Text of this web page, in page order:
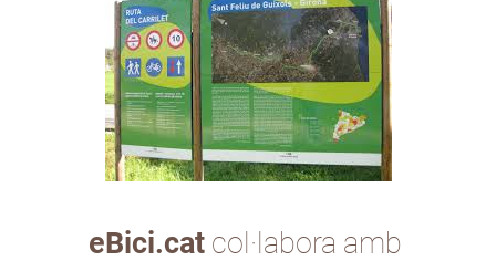
eBici.catcol·labora amb